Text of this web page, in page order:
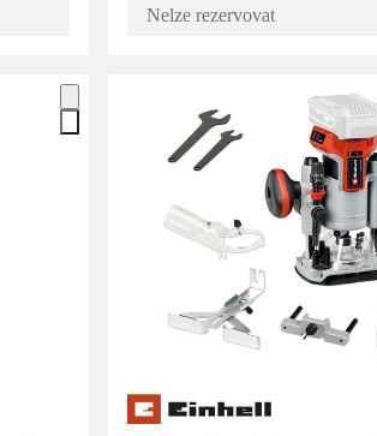
Nelze rezervovat